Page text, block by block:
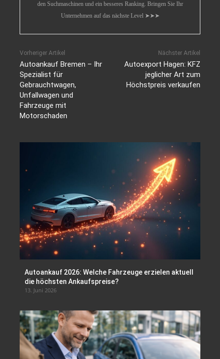
den Suchmaschinen und ein besseres Ranking. Bringen Sie Ihr
Unternehmen auf das nächste Level ➤➤➤
Vorheriger Artikel
Autoankauf Bremen – Ihr
Spezialist für
Gebrauchtwagen,
Unfallwagen und
Fahrzeuge mit
Motorschaden
Nächster Artikel
Autoexport Hagen: KFZ
jeglicher Art zum
Höchstpreis verkaufen
Autoankauf 2026: Welche Fahrzeuge erzielen aktuell
die höchsten Ankaufspreise?
13. Juni 2026